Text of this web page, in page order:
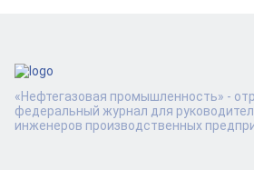
«Нефтегазовая промышленность» -
федеральный журнал для
инженеров производственных